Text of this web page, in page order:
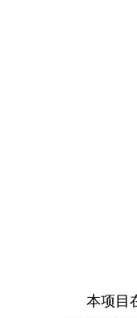
本项目在